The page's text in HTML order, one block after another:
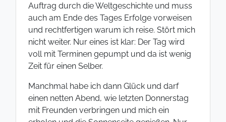
Auftrag durch die Weltgeschichte und muss
auch am Ende des Tages Erfolge vorweisen
und rechtfertigen warum ich reise. Stört mich
nicht weiter. Nur eines ist klar: Der Tag wird
voll mit Terminen gepumpt und da ist wenig
Zeit für einen Selber.
Manchmal habe ich dann Glück und darf
einen netten Abend, wie letzten Donnerstag
mit Freunden verbringen und mich ein